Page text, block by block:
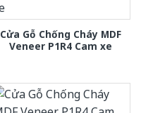
Cửa Gỗ Chống Cháy MDF
Veneer P1R4 Cam xe